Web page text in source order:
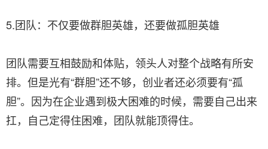
5.团队：不仅要做群胆英雄，还要做孤胆英雄
团队需要互相鼓励和体贴，领头人对整个战略有所安
排。但是光有“群胆”还不够，创业者还必须要有“孤
胆”。因为在企业遇到极大困难的时候，需要自己出来
扛，自己定得住困难，团队就能顶得住。